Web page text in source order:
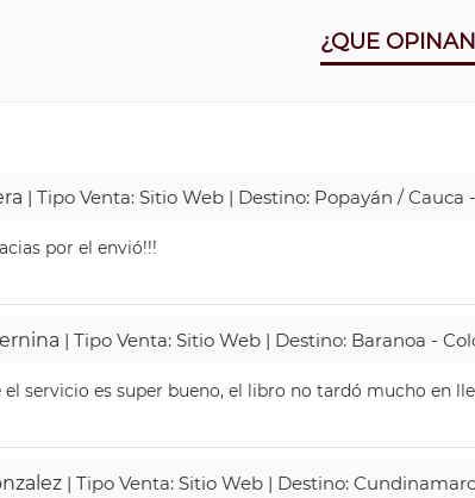
¿QUE
| Tipo Venta: Sitio Web | Destino: Popayán / Cauca
por el envió!!!
| Tipo Venta: Sitio Web | Destino: Baranoa -
el servicio es super bueno, el libro no tardó mucho en
| Tipo Venta: Sitio Web | Destino: